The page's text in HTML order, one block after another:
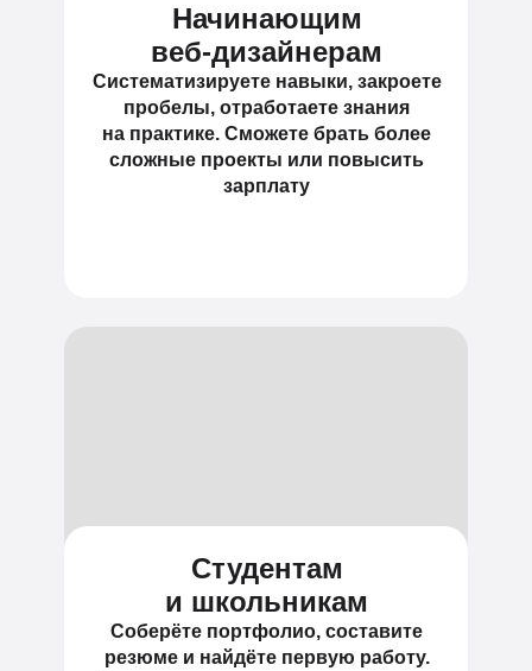
Начинающим
веб-дизайнерам
Систематизируете навыки, закроете
пробелы, отработаете знания
на практике. Сможете брать более
сложные проекты или повысить
зарплату
Студентам
и школьникам
Соберёте портфолио, составите
резюме и найдёте первую работу.